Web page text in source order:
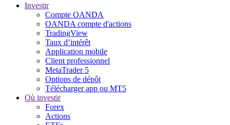
Investir
Compte OANDA
OANDA compte d'actions
TradingView
Taux d’intérêt
Application mobile
Client professionnel
MetaTrader 5
Options de dépôt
Télécharger app ou MT5
Où investir
Forex
Actions